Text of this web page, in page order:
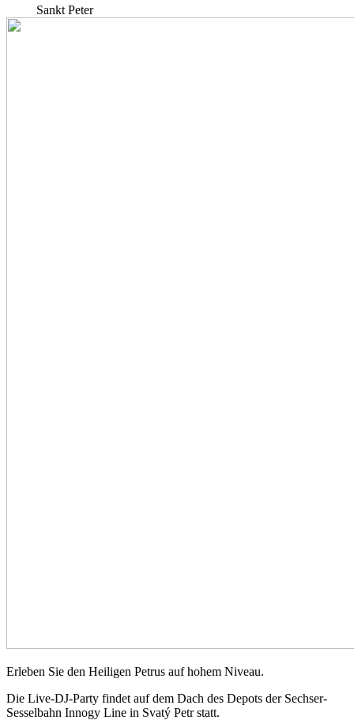
Sankt Peter
Erleben Sie den Heiligen Petrus auf hohem Niveau.
Die Live-DJ-Party findet auf dem Dach des Depots der Sechser-
Sesselbahn Innogy Line in Svatý Petr statt.